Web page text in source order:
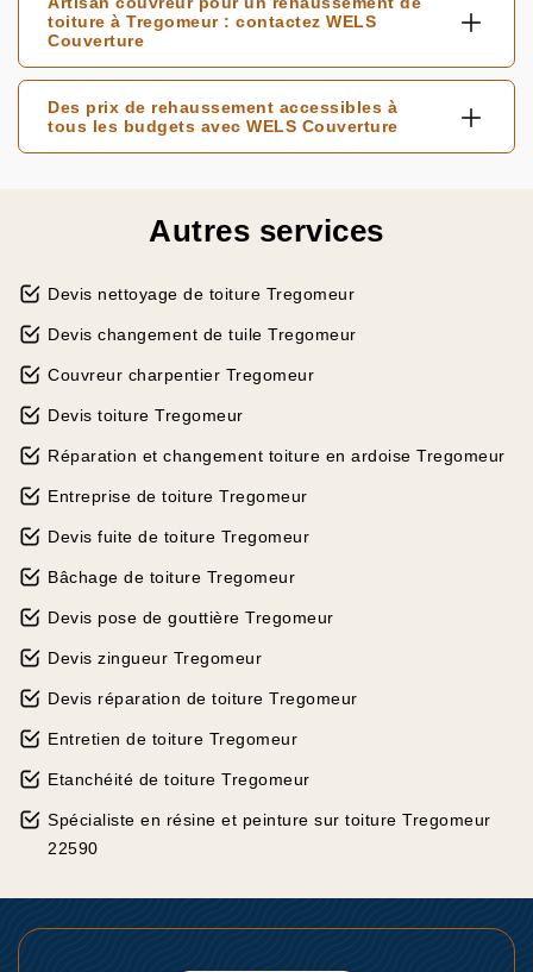
toiture à Tregomeur : contactez WELS
Couverture
Des prix de rehaussement accessibles à
tous les budgets avec WELS Couverture
Autres services
Devis nettoyage de toiture Tregomeur
Devis changement de tuile Tregomeur
Couvreur charpentier Tregomeur
Devis toiture Tregomeur
Réparation et changement toiture en ardoise Tregomeur
Entreprise de toiture Tregomeur
Devis fuite de toiture Tregomeur
Bâchage de toiture Tregomeur
Devis pose de gouttière Tregomeur
Devis zingueur Tregomeur
Devis réparation de toiture Tregomeur
Entretien de toiture Tregomeur
Etanchéité de toiture Tregomeur
Spécialiste en résine et peinture sur toiture Tregomeur
22590